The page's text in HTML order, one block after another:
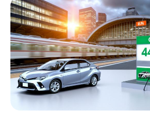
MOOVマガジン利用規約
お問合せ
人材募集（ライター、配車スタッフ、デザイナー）